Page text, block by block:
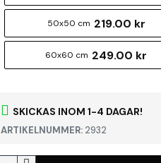
SKICKAS INOM 1-4 DAGAR!
ARTIKELNUMMER: 2932
50x50 cm 219.00 kr
60x60 cm 249.00 kr